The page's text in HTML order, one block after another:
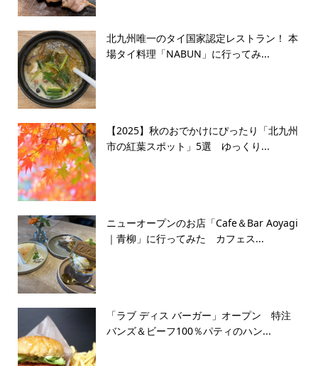
北九州唯一のタイ国家認定レストラン！ 本
場タイ料理「NABUN」に行ってみ...
【2025】秋のおでかけにぴったり「北九州
市の紅葉スポット」5選 ゆっくり...
ニューオープンのお店「Cafe＆Bar Aoyagi
｜青柳」に行ってみた カフェス...
「ラブ ディス バーガー」オープン 特注
バンズ＆ビーフ100％パティのハン...